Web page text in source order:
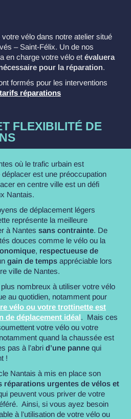
vélo dans notre atelier situé
– Saint-Félix. Un de nos
en charge votre vélo et évaluera
pour la réparation.
formés pour les interventions
réparations
FLEXIBILITÉ DE
où le trafic urbain est
est une préoccupation
en centre ville est un défi
Nantais.
de déplacement légers
représente la meilleure
à Nantes sans contrainte. De
douces comme le vélo ou la
, respectueuse de
gain de temps appréciable lors
ville de Nantes.
nombreux à utiliser votre vélo
au quotidien, notamment pour
vélo ou votre trottinette est
de déplacement idéal. Mais ces
votre vélo ou votre
quand la chaussée est
pas à l’abri d’une panne qui
!
Nantais à mis en place son
réparations urgentes de vélos et
peuvent vous priver de votre
Ainsi, si vous ayez besoin
à l’utilisation de votre vélo ou